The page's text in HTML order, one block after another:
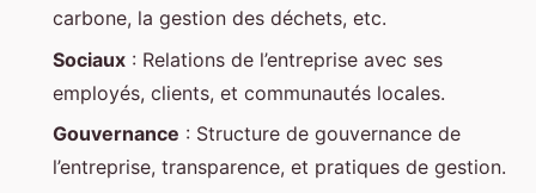
carbone, la gestion des déchets, etc.
Sociaux : Relations de l’entreprise avec ses
employés, clients, et communautés locales.
Gouvernance : Structure de gouvernance de
l’entreprise, transparence, et pratiques de gestion.